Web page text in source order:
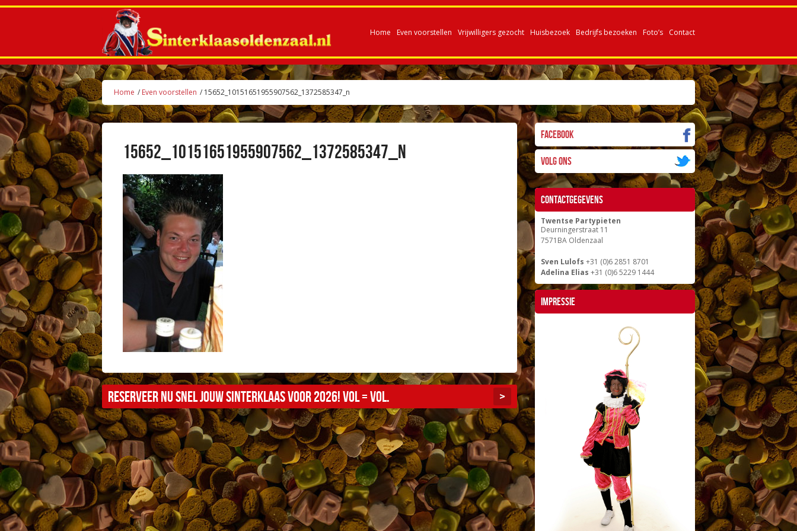
Home Even voorstellen Vrijwilligers gezocht Huisbezoek Bedrijfs bezoeken Foto’s Contact
Home / Even voorstellen / 15652_10151651955907562_1372585347_n
15652_10151651955907562_1372585347_n
Reserveer nu snel jouw sinterklaas voor 2026! Vol = vol. >
Facebook
Volg ons
Contactgegevens
Twentse Partypieten
Deurningerstraat 11
7571BA Oldenzaal
Sven Lulofs +31 (0)6 2851 8701
Adelina Elias +31 (0)6 5229 1444
Impressie